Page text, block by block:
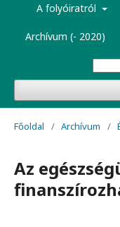
A folyóiratról
Archívum (- 2020)
Főoldal / Archívum /
Az